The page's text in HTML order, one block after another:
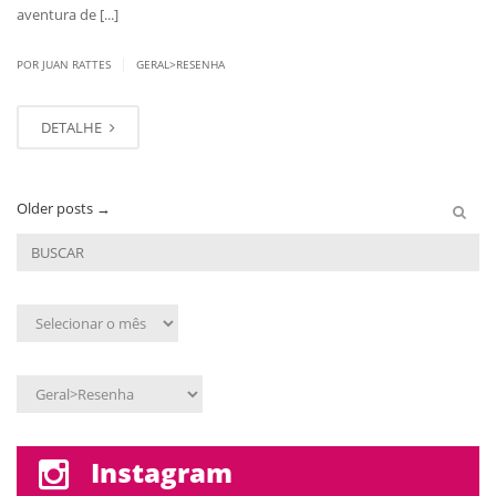
aventura de [...]
POR JUAN RATTES GERAL>RESENHA
DETALHE
Older posts →
Arquivo
Assunto
Instagram